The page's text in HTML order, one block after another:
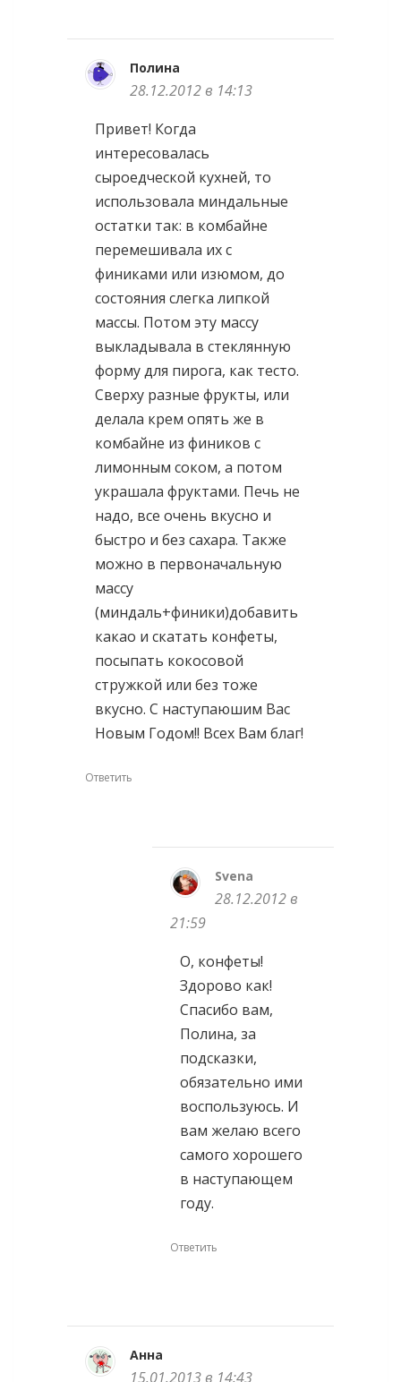
Полина
28.12.2012 в 14:13
Привет! Когда
интересовалась
сыроедческой кухней, то
использовала миндальные
остатки так: в комбайне
перемешивала их с
финиками или изюмом, до
состояния слегка липкой
массы. Потом эту массу
выкладывала в стеклянную
форму для пирога, как тесто.
Сверху разные фрукты, или
делала крем опять же в
комбайне из фиников с
лимонным соком, а потом
украшала фруктами. Печь не
надо, все очень вкусно и
быстро и без сахара. Также
можно в первоначальную
массу
(миндаль+финики)добавить
какао и скатать конфеты,
посыпать кокосовой
стружкой или без тоже
вкусно. С наступаюшим Вас
Новым Годом!! Всех Вам благ!
Ответить
Svena
28.12.2012 в
21:59
О, конфеты!
Здорово как!
Спасибо вам,
Полина, за
подсказки,
обязательно ими
воспользуюсь. И
вам желаю всего
самого хорошего
в наступающем
году.
Ответить
Анна
15.01.2013 в 14:43